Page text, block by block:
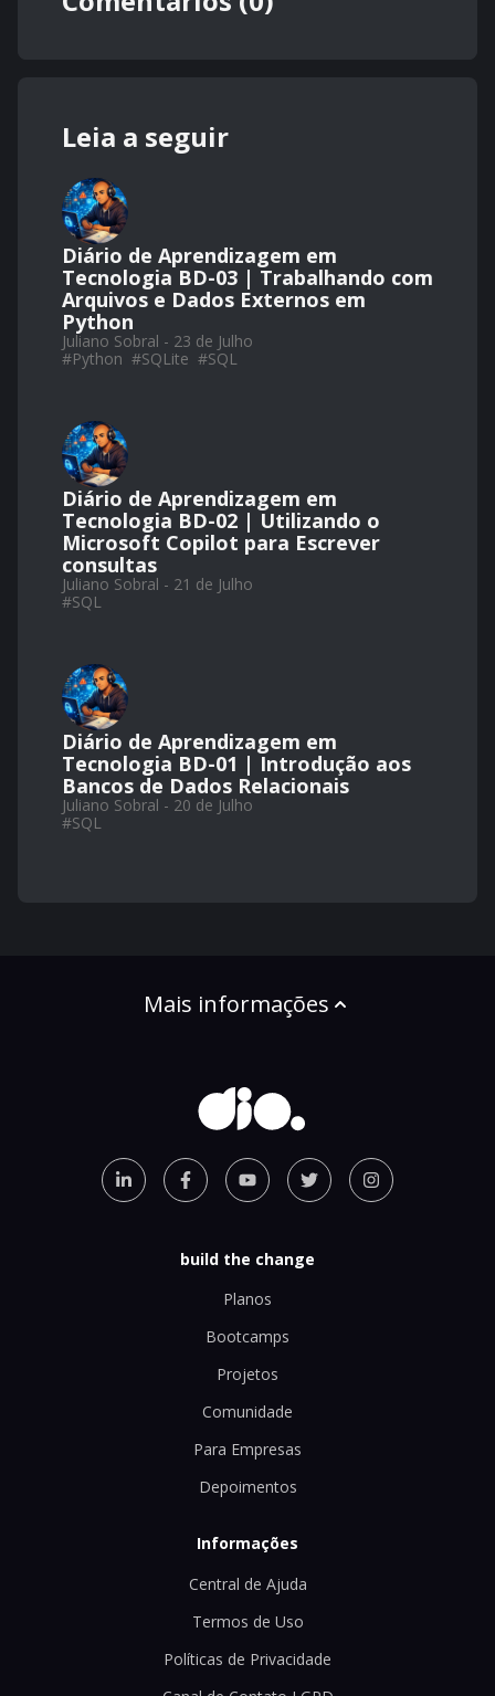
Leia a seguir
Diário de Aprendizagem em
Tecnologia BD-03 | Trabalhando com
Arquivos e Dados Externos em
Python
Juliano Sobral - 23 de Julho
#Python #SQLite #SQL
Diário de Aprendizagem em
Tecnologia BD-02 | Utilizando o
Microsoft Copilot para Escrever
consultas
Juliano Sobral - 21 de Julho
#SQL
Diário de Aprendizagem em
Tecnologia BD-01 | Introdução aos
Bancos de Dados Relacionais
Juliano Sobral - 20 de Julho
#SQL
Mais informações
build the change
Planos
Bootcamps
Projetos
Comunidade
Para Empresas
Depoimentos
Informações
Central de Ajuda
Termos de Uso
Políticas de Privacidade